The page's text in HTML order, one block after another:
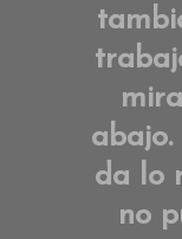
abajo.
da lo
no